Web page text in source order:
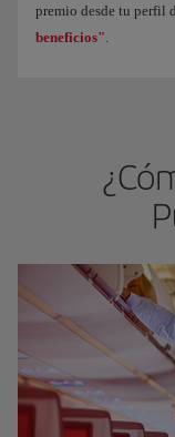
premio desde tu perfil
beneficios"